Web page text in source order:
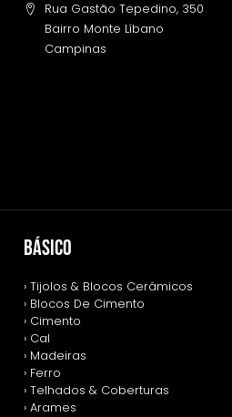
Rua Gastão Tepedino, 350
Bairro Monte Líbano
Campinas
BÁSICO
› Tijolos & Blocos Cerâmicos
› Blocos De Cimento
› Cimento
› Cal
› Madeiras
› Ferro
› Telhados & Coberturas
› Arames